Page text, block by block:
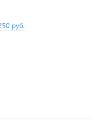
руб.